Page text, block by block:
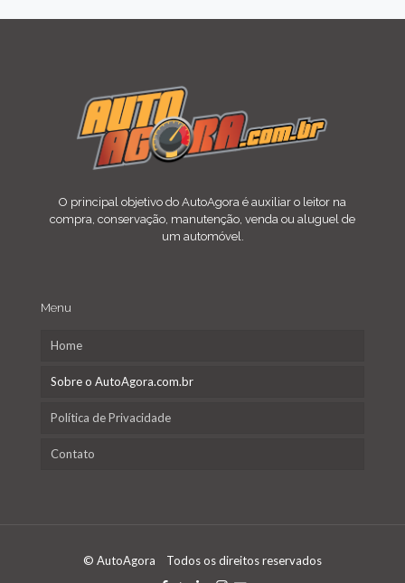
O principal objetivo do AutoAgora é auxiliar o leitor na
compra, conservação, manutenção, venda ou aluguel de
um automóvel.
Menu
Home
Sobre o AutoAgora.com.br
Política de Privacidade
Contato
© AutoAgora Todos os direitos reservados